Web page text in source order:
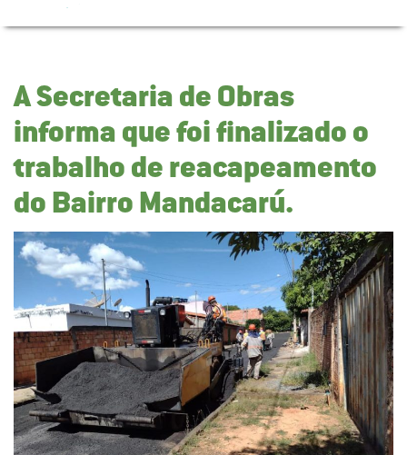
A Secretaria de Obras
informa que foi finalizado o
trabalho de reacapeamento
do Bairro Mandacarú.